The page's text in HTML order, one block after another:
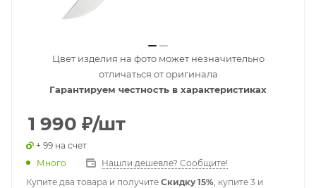
Цвет изделия на фото может незначительно
отличаться от оригинала
Гарантируем честность в характеристиках
1 990 ₽/шт
+ 99 на счет
Много
Нашли дешевле? Сообщите!
Купите два товара и получите Скидку 15%, купите 3 и